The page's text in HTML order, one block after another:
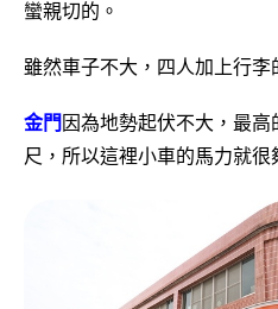
蠻親切的。
雖然車子不大，四人加上行李
金門 因為地勢起伏不大，最
尺，所以這裡小車的馬力就很